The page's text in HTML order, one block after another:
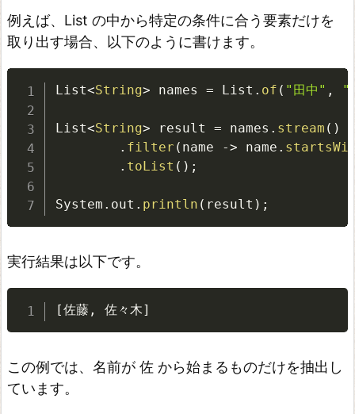
u
n
使
い
方
a
n
y
M
a
l
例えば、List の中から特定の条件に合う要素だけを
取り出す場合、以下のように書けます。
List<String> names = List . of ( "田中" , "
List<String> result = names . stream ( )
. filter ( name -> name .
. toList ( ) ;
System . out . println ( result ) ;
実行結果は以下です。
[佐藤, 佐々木]
この例では、名前が 佐 から始まるものだけを抽出し
ています。